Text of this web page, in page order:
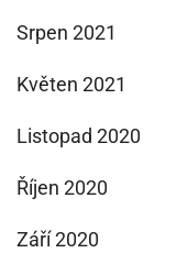
Srpen 2021
Květen 2021
Listopad 2020
Říjen 2020
Září 2020